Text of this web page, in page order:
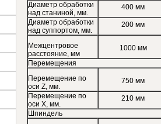
Диаметр обработки
над станиной, мм.
400 мм
Диаметр обработки
над суппортом, мм.
200 мм
Межцентровое
расстояние, мм
1000 мм
Перемещения
Перемещение по
оси Z, мм.
750 мм
Перемещение по
оси X, мм.
210 мм
Шпиндель